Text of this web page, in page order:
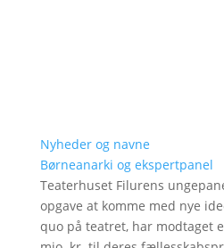
Nyheder og navne
Børneanarki og ekspertpanel
Teaterhuset Filurens
opgave at komme med nye
quo på teatret, har modtaget